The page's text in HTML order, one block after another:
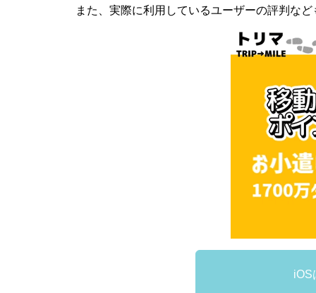
また、実際に利用しているユーザーの評判な
iOS